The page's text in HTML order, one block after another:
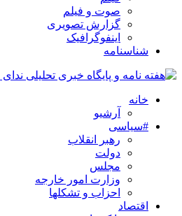
صوت و فیلم
گزارش تصویری
اینفوگرافیک
شناسنامه
خانه
آرشیو
#سیاسی
رهبر انقلاب
دولت
مجلس
وزارت امور خارجه
احزاب و تشکلها
اقتصاد